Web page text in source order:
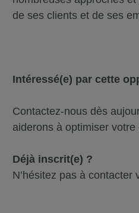
de ses clients et de ses
Intéressé(e) par cette
Contactez-nous dès
aiderons à optimiser
Déjà inscrit(e) ?
N’hésitez pas à